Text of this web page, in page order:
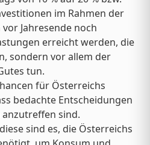
im Rahmen der
Jahresende noch
erreicht werden, die
sondern vor allem der
tun.
für Österreichs
bedachte Entscheidungen
sind.
sind es, die Österreichs